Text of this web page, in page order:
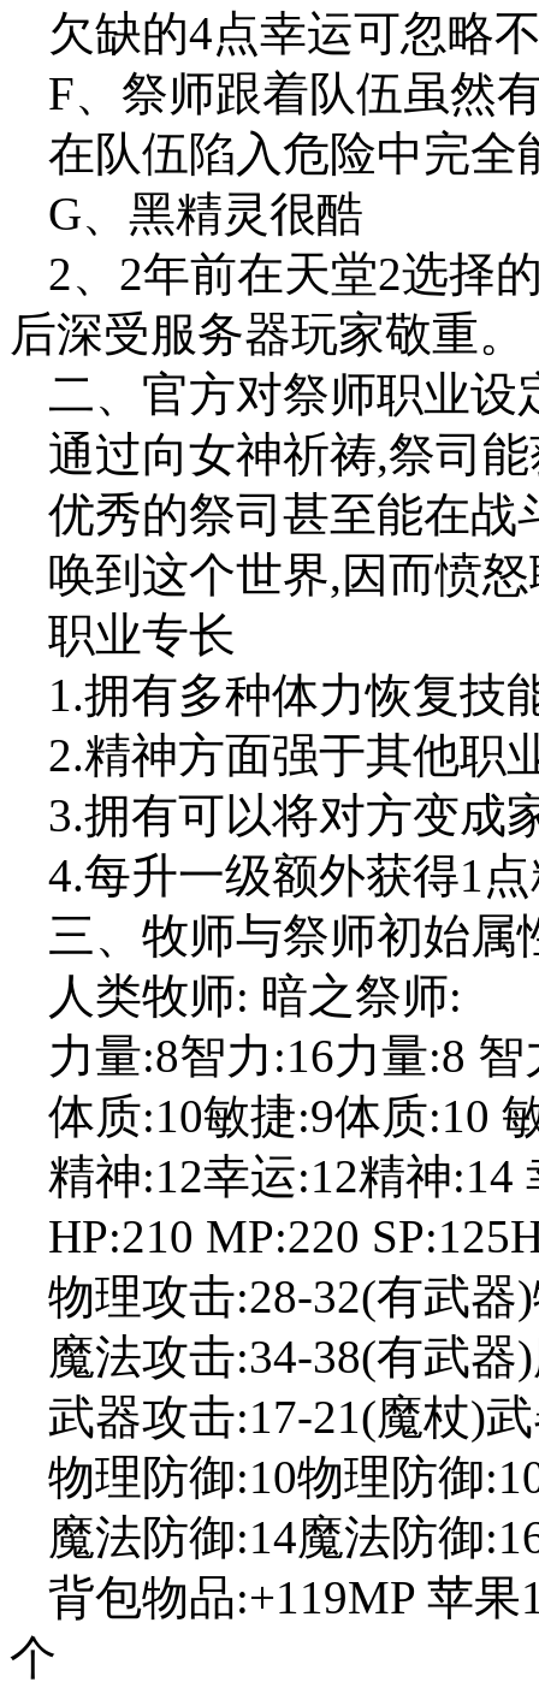
欠缺的4点幸运可忽略
F、祭师跟着队伍虽然
在队伍陷入危险中完全
G、黑精灵很酷
2、2年前在天堂2选择
后深受服务器玩家敬重。
二、官方对祭师职业设
通过向女神祈祷,祭司
优秀的祭司甚至能在战
唤到这个世界,因而愤
职业专长
1.拥有多种体力恢复技
2.精神方面强于其他职
3.拥有可以将对方变成
4.每升一级额外获得1
三、牧师与祭师初始属
人类牧师: 暗之祭师:
力量:8智力:16力量:8 智
体质:10敏捷:9体质:10
精神:12幸运:12精神:14
HP:210 MP:220
物理攻击:28-32(有武器
魔法攻击:34-38(有武
武器攻击:17-21(魔杖)
物理防御:10物理防御
魔法防御:14魔法防御
背包物品:+119MP 苹
个